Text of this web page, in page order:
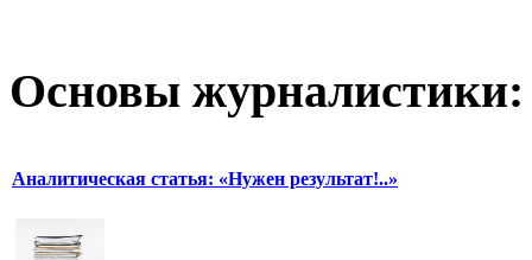
Основы журналистики:
Аналитическая статья: «Нужен результат!..»